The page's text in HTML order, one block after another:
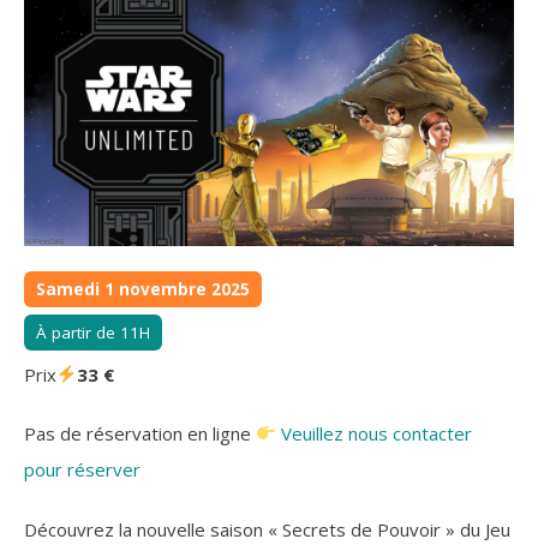
Samedi 1 novembre 2025
À partir de 11H
Prix 33 €
Pas de réservation en ligne
Veuillez nous contacter
pour réserver
Découvrez la nouvelle saison « Secrets de Pouvoir » du Jeu